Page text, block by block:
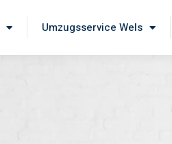
Umzugsservice Wels